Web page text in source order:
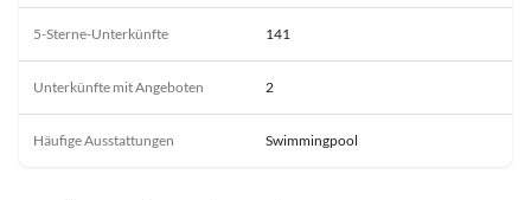
5-Sterne-Unterkünfte 141
Unterkünfte mit Angeboten 2
Häufige Ausstattungen Swimmingpool